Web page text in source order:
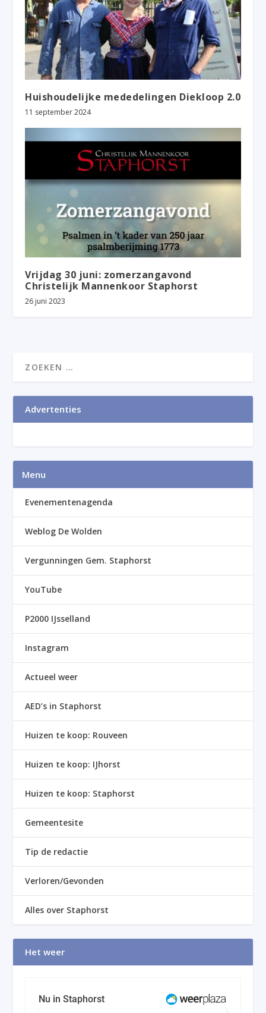
Huishoudelijke mededelingen Diekloop 2.0
11 september 2024
Vrijdag 30 juni: zomerzangavond
Christelijk Mannenkoor Staphorst
26 juni 2023
Advertenties
Menu
Evenementenagenda
Weblog De Wolden
Vergunningen Gem. Staphorst
YouTube
P2000 IJsselland
Instagram
Actueel weer
AED’s in Staphorst
Huizen te koop: Rouveen
Huizen te koop: IJhorst
Huizen te koop: Staphorst
Gemeentesite
Tip de redactie
Verloren/Gevonden
Alles over Staphorst
Het weer